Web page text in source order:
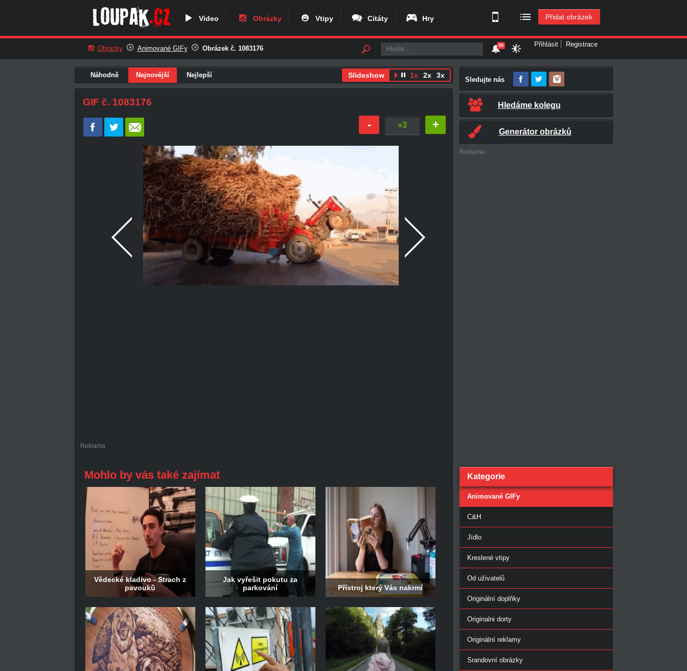
Video Obrázky Vtipy Citáty Hry Přidat obrázek
Obrázky Animované GIFy Obrázek č. 1083176
Přihlásit Registrace
99
Náhodně Nejnovější Nejlepší Slideshow 1x 2x 3x
GIF č. 1083176
- +3 +
Reklama
Mohlo by vás také zajímat
Vědecké kladivo - Strach z
pavouků
Jak vyřešit pokutu za
parkování
Přístroj který Vás nakrmí
Sledujte nás
Hledáme kolegu
Generátor obrázků
Reklama
Kategorie
Animované GIFy
C&H
Jídlo
Kreslené vtipy
Od uživatelů
Originální doplňky
Originalni dorty
Originální reklamy
Srandovní obrázky